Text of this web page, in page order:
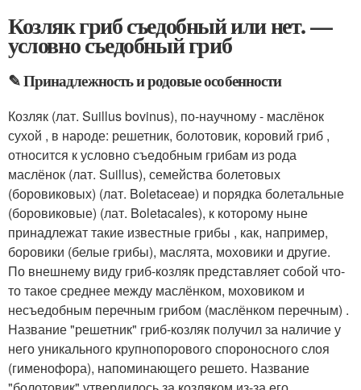
Козляк гриб съедобный или нет. —
условно съедобный гриб
✎ Принадлежность и родовые особенности
Козляк (лат. Suillus bovinus), по-научному - маслёнок
сухой , в народе: решетник, болотовик, коровий гриб ,
относится к условно съедобным грибам из рода
маслёнок (лат. Suillus), семейства болетовых
(боровиковых) (лат. Boletaceae) и порядка болетальные
(боровиковые) (лат. Boletacales), к которому ныне
принадлежат такие известные грибы , как, например,
боровики (белые грибы), маслята, моховики и другие.
По внешнему виду гриб-козляк представляет собой что-
то такое среднее между маслёнком, моховиком и
несъедобным перечным грибом (маслёнком перечным) .
Название "решетник" гриб-козляк получил за наличие у
него уникального крупнопорового спороносного слоя
(гименофора), напоминающего решето. Название